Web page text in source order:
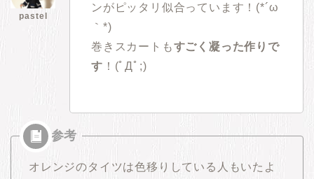
ンがピッタリ似合っています！(*´ω
｀*)
巻きスカートもすごく凝った作りで
す ！(ﾟДﾟ;)
オレンジのタイツは色移りしている人もいたよ